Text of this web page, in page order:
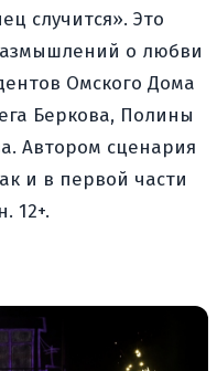
случится». Это
о любви
Омского Дома
Беркова, Полины
Автором сценария
и в первой части
12+.